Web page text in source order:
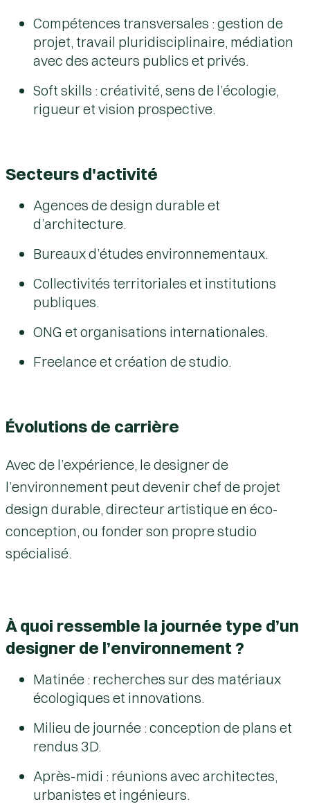
Compétences transversales : gestion de
projet, travail pluridisciplinaire, médiation
avec des acteurs publics et privés.
Soft skills : créativité, sens de l’écologie,
rigueur et vision prospective.
Secteurs d'activité
Agences de design durable et
d’architecture.
Bureaux d’études environnementaux.
Collectivités territoriales et institutions
publiques.
ONG et organisations internationales.
Freelance et création de studio.
Évolutions de carrière
Avec de l’expérience, le designer de
l’environnement peut devenir chef de projet
design durable, directeur artistique en éco-
conception, ou fonder son propre studio
spécialisé.
À quoi ressemble la journée type d’un
designer de l’environnement ?
Matinée : recherches sur des matériaux
écologiques et innovations.
Milieu de journée : conception de plans et
rendus 3D.
Après-midi : réunions avec architectes,
urbanistes et ingénieurs.